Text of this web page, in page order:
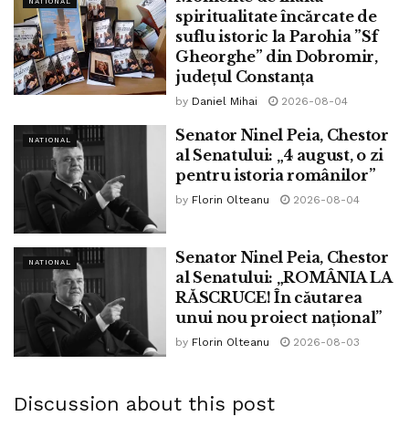
În 1925, s-a născut marele actor Ștefan Mihăilescu Brăila.
Ne-a părăsit în anul 1996.
În 1941, s-a născut marele actor Ștefan Iordache, decedat
în anul 2008.
În 1944, s-a născut marele actor Dan Tufaru. Ne-a părăsit
în anul 2002.
Pe 3 februarie 1954, ne-a părăsit marele scriitor Ionel
Teodoreanu.
În 1976, s-a născut gloria lui Dinamo, Cătălin Hâldan,
Tags: ninel peia
spiritualitate încărcate de
suflu istoric la Parohia ”Sf
Gheorghe” din Dobromir,
județul Constanța
by Daniel Mihai 2026-08-04
NATIONAL
Senator Ninel Peia, Chestor
al Senatului: „4 august, o zi
pentru istoria românilor”
by Florin Olteanu 2026-08-04
NATIONAL
Senator Ninel Peia, Chestor
al Senatului: „ROMÂNIA LA
RĂSCRUCE! În căutarea
unui nou proiect național”
by Florin Olteanu 2026-08-03
Discussion about this post